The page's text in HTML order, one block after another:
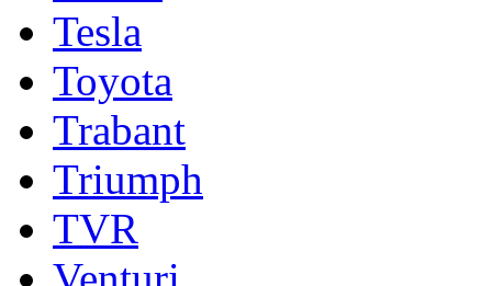
Tesla
Toyota
Trabant
Triumph
TVR